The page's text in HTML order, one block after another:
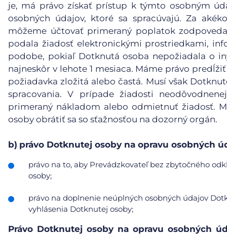
je, má právo získať prístup k týmto osobným
osobných údajov, ktoré sa spracúvajú. Za
môžeme účtovať primeraný poplatok
podala žiadosť elektronickými prostriedkami,
podobe, pokiaľ Dotknutá osoba nepožiadala o
najneskôr v lehote 1 mesiaca. Máme právo
požiadavka zložitá alebo častá. Musí však
spracovania. V prípade žiadosti
primeraný nákladom alebo odmietnuť žiadosť.
osoby obrátiť sa so sťažnosťou na dozorný orgán.
b) právo Dotknutej osoby na opravu osobných
právo na to, aby Prevádzkovateľ bez zbytočného
osoby;
právo na doplnenie neúplných osobných údajov
vyhlásenia Dotknutej osoby;
Právo Dotknutej osoby na opravu osobných